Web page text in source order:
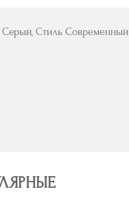
Серый, Стиль Современный